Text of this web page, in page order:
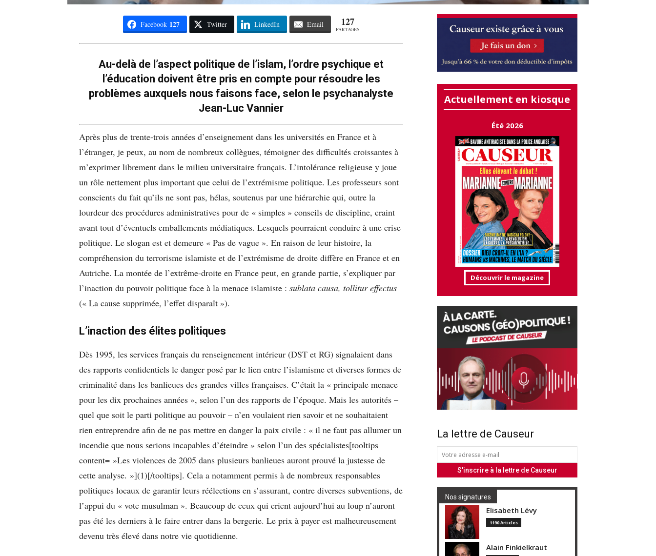
Facebook 127 Twitter LinkedIn Email 127
PARTAGES
Au-delà de l’aspect politique de l’islam, l’ordre psychique et
l’éducation doivent être pris en compte pour résoudre les
problèmes auxquels nous faisons face, selon le psychanalyste
Jean-Luc Vannier
Après plus de trente-trois années d’enseignement dans les universités en France et à
l’étranger, je peux, au nom de nombreux collègues, témoigner des difficultés croissantes à
m’exprimer librement dans le milieu universitaire français. L’intolérance religieuse y joue
un rôle nettement plus important que celui de l’extrémisme politique. Les professeurs sont
conscients du fait qu’ils ne sont pas, hélas, soutenus par une hiérarchie qui, outre la
lourdeur des procédures administratives pour de « simples » conseils de discipline, craint
avant tout d’éventuels emballements médiatiques. Lesquels pourraient conduire à une crise
politique. Le slogan est et demeure « Pas de vague ». En raison de leur histoire, la
compréhension du terrorisme islamiste et de l’extrémisme de droite diffère en France et en
Autriche. La montée de l’extrême-droite en France peut, en grande partie, s’expliquer par
l’inaction du pouvoir politique face à la menace islamiste : sublata causa, tollitur effectus
(« La cause supprimée, l’effet disparaît »).
L’inaction des élites politiques
Dès 1995, les services français du renseignement intérieur (DST et RG) signalaient dans
des rapports confidentiels le danger posé par le lien entre l’islamisme et diverses formes de
criminalité dans les banlieues des grandes villes françaises. C’était la « principale menace
pour les dix prochaines années », selon l’un des rapports de l’époque. Mais les autorités –
quel que soit le parti politique au pouvoir – n’en voulaient rien savoir et ne souhaitaient
rien entreprendre afin de ne pas mettre en danger la paix civile : « il ne faut pas allumer un
incendie que nous serions incapables d’éteindre » selon l’un des spécialistes[tooltips
content= »Les violences de 2005 dans plusieurs banlieues auront prouvé la justesse de
cette analyse. »](1)[/tooltips]. Cela a notamment permis à de nombreux responsables
politiques locaux de garantir leurs réélections en s’assurant, contre diverses subventions, de
l’appui du « vote musulman ». Beaucoup de ceux qui crient aujourd’hui au loup n’auront
pas été les derniers à le faire entrer dans la bergerie. Le prix à payer est malheureusement
devenu très élevé dans notre vie quotidienne.
Actuellement en kiosque
Été 2026
Découvrir le magazine
La lettre de Causeur
Nos signatures
Elisabeth Lévy
1190 Articles
Alain Finkielkraut